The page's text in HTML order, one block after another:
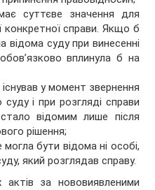
суттєве значення для
конкретної справи. Якщо б
відома суду при винесенні
вплинула б на
у момент звернення
і при розгляді справи
відомим лише після
рішення;
бути відома ні особі,
який розглядав справу.
актів за нововиявленими